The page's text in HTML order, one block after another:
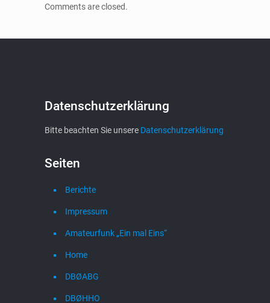
Comments are closed.
Datenschutzerklärung
Bitte beachten Sie unsere Datenschutzerklärung
Seiten
Berichte
Impressum
Amateurfunk „Ein mal Eins“
Home
DBØABG
DBØHHO